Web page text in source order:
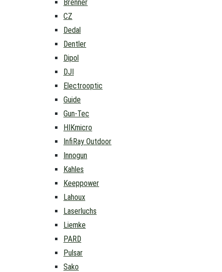
Brenner
CZ
Dedal
Dentler
Dipol
DJI
Electrooptic
Guide
Gun-Tec
HIKmicro
InfiRay Outdoor
Innogun
Kahles
Keeppower
Lahoux
Laserluchs
Liemke
PARD
Pulsar
Sako